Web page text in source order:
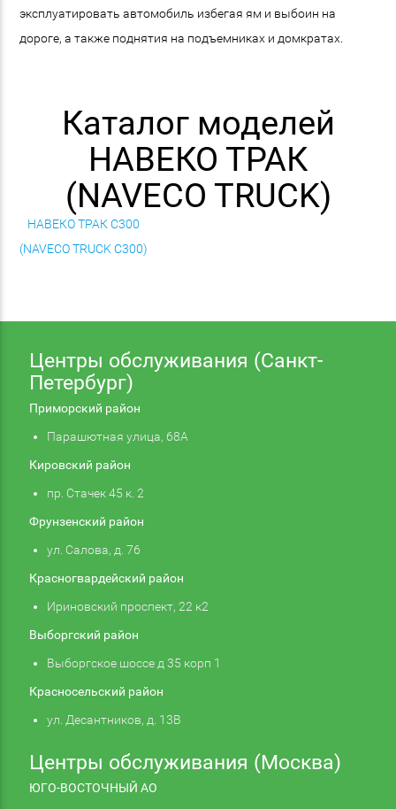
эксплуатировать автомобиль избегая ям и выбоин на
дороге, а также поднятия на подъемниках и домкратах.
Каталог моделей
НАВЕКО ТРАК
(NAVECO TRUCK)
НАВЕКО ТРАК C300
(NAVECO TRUCK C300)
Центры обслуживания (Санкт-
Петербург)
Приморский район
Парашютная улица, 68А
Кировский район
пр. Стачек 45 к. 2
Фрунзенский район
ул. Салова, д. 76
Красногвардейский район
Ириновский проспект, 22 к2
Выборгский район
Выборгское шоссе д 35 корп 1
Красносельский район
ул. Десантников, д. 13В
Центры обслуживания (Москва)
ЮГО-ВОСТОЧНЫЙ АО